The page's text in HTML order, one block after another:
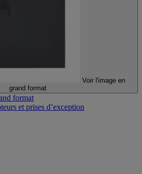
Voir l'image en
grand format
format